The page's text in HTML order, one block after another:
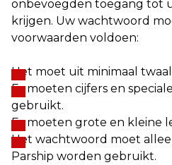
onbevoegden toegang tot
krijgen. Uw wachtwoord
voorwaarden voldoen:
Het moet uit minimaal
Er moeten cijfers en
gebruikt.
Er moeten grote en kleine
Het wachtwoord moet
Parship worden gebruikt.